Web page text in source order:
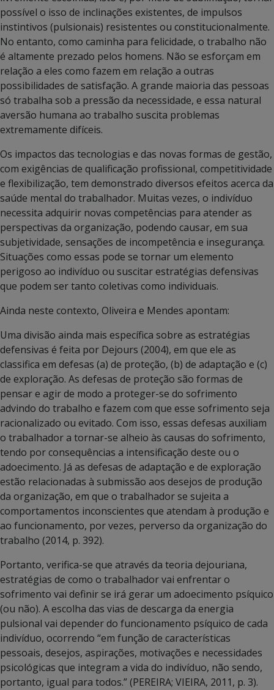
possível o isso de inclinações existentes, de impulsos
instintivos (pulsionais) resistentes ou constitucionalmente.
No entanto, como caminha para felicidade, o trabalho não
é altamente prezado pelos homens. Não se esforçam em
relação a eles como fazem em relação a outras
possibilidades de satisfação. A grande maioria das pessoas
só trabalha sob a pressão da necessidade, e essa natural
aversão humana ao trabalho suscita problemas
extremamente difíceis.
Os impactos das tecnologias e das novas formas de gestão,
com exigências de qualificação profissional, competitividade
e flexibilização, tem demonstrado diversos efeitos acerca da
saúde mental do trabalhador. Muitas vezes, o indivíduo
necessita adquirir novas competências para atender as
perspectivas da organização, podendo causar, em sua
subjetividade, sensações de incompetência e insegurança.
Situações como essas pode se tornar um elemento
perigoso ao indivíduo ou suscitar estratégias defensivas
que podem ser tanto coletivas como individuais.
Ainda neste contexto, Oliveira e Mendes apontam:
Uma divisão ainda mais específica sobre as estratégias
defensivas é feita por Dejours (2004), em que ele as
classifica em defesas (a) de proteção, (b) de adaptação e (c)
de exploração. As defesas de proteção são formas de
pensar e agir de modo a proteger-se do sofrimento
advindo do trabalho e fazem com que esse sofrimento seja
racionalizado ou evitado. Com isso, essas defesas auxiliam
o trabalhador a tornar-se alheio às causas do sofrimento,
tendo por consequências a intensificação deste ou o
adoecimento. Já as defesas de adaptação e de exploração
estão relacionadas à submissão aos desejos de produção
da organização, em que o trabalhador se sujeita a
comportamentos inconscientes que atendam à produção e
ao funcionamento, por vezes, perverso da organização do
trabalho (2014, p. 392).
Portanto, verifica-se que através da teoria dejouriana,
estratégias de como o trabalhador vai enfrentar o
sofrimento vai definir se irá gerar um adoecimento psíquico
(ou não). A escolha das vias de descarga da energia
pulsional vai depender do funcionamento psíquico de cada
indivíduo, ocorrendo “em função de características
pessoais, desejos, aspirações, motivações e necessidades
psicológicas que integram a vida do indivíduo, não sendo,
portanto, igual para todos.” (PEREIRA; VIEIRA, 2011, p. 3).